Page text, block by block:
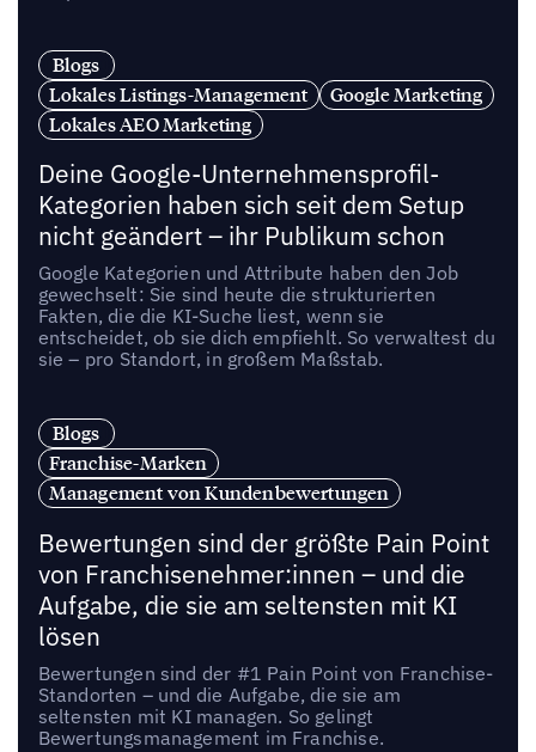
Blogs
Lokales Listings-Management
Google Marketing
Lokales AEO Marketing
Deine Google-Unternehmensprofil-
Kategorien haben sich seit dem Setup
nicht geändert – ihr Publikum schon
Google Kategorien und Attribute haben den Job
gewechselt: Sie sind heute die strukturierten
Fakten, die die KI-Suche liest, wenn sie
entscheidet, ob sie dich empfiehlt. So verwaltest du
sie – pro Standort, in großem Maßstab.
Blogs
Franchise-Marken
Management von Kundenbewertungen
Bewertungen sind der größte Pain Point
von Franchisenehmer:innen – und die
Aufgabe, die sie am seltensten mit KI
lösen
Bewertungen sind der #1 Pain Point von Franchise-
Standorten – und die Aufgabe, die sie am
seltensten mit KI managen. So gelingt
Bewertungsmanagement im Franchise.